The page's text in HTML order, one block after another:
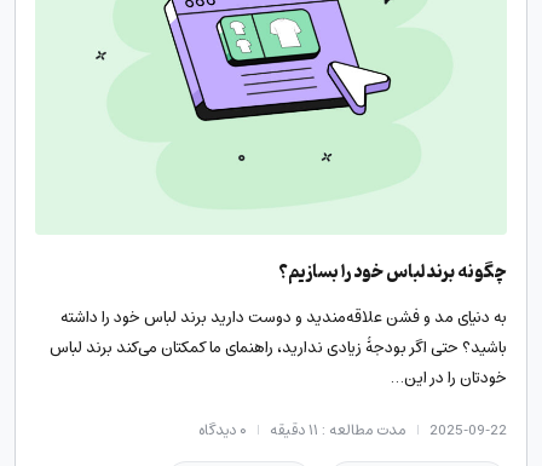
چگونه برند لباس خود را بسازیم؟
به دنیای مد و فشن علاقه‌مندید و دوست دارید برند لباس خود را داشته
باشید؟ حتی اگر بودجۀ زیادی ندارید، راهنمای ما کمکتان می‌کند برند لباس
خودتان را در این…
2025-09-22 مدت مطالعه : ۱۱ دقیقه ۰دیدگاه